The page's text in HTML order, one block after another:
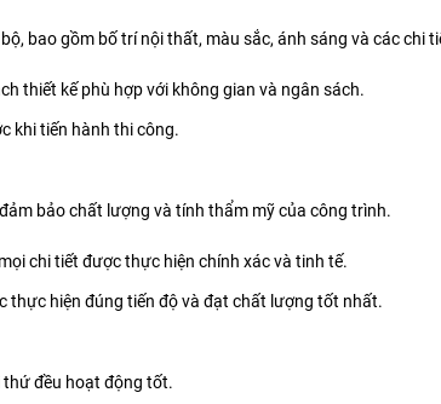
bao gồm bố trí nội thất, màu sắc, ánh sáng và các chi
thiết kế phù hợp với không gian và ngân sách.
khi tiến hành thi công.
bảo chất lượng và tính thẩm mỹ của công trình.
chi tiết được thực hiện chính xác và tinh tế.
thực hiện đúng tiến độ và đạt chất lượng tốt nhất.
thứ đều hoạt động tốt.